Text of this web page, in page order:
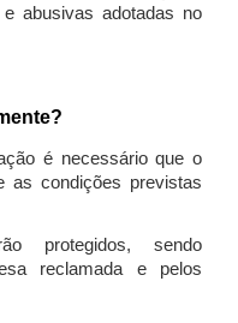
abusivas adotadas no
é necessário que o
as condições previstas
protegidos, sendo
reclamada e pelos